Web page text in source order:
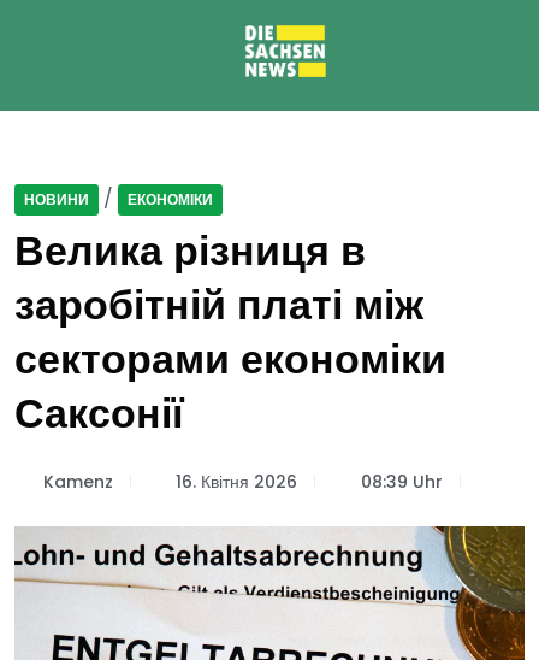
НОВИНИ / ЕКОНОМІКИ
Велика різниця в
заробітній платі між
секторами економіки
Саксонії
Kamenz 16. Квітня 2026 08:39 Uhr